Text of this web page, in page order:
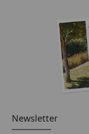
Newsletter